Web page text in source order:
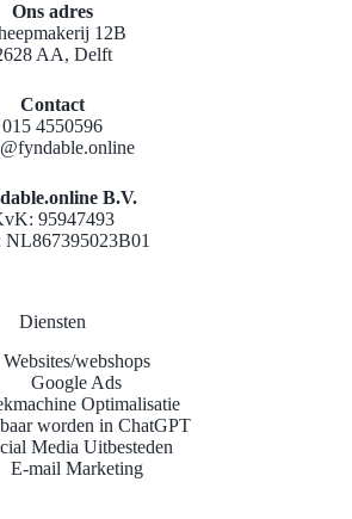
Ons adres
12B
AA, Delft
Contact
015 4550596
B.V.
95947493
Diensten
Websites/webshops
Google Ads
Optimalisatie
worden in ChatGPT
Media Uitbesteden
E-mail Marketing